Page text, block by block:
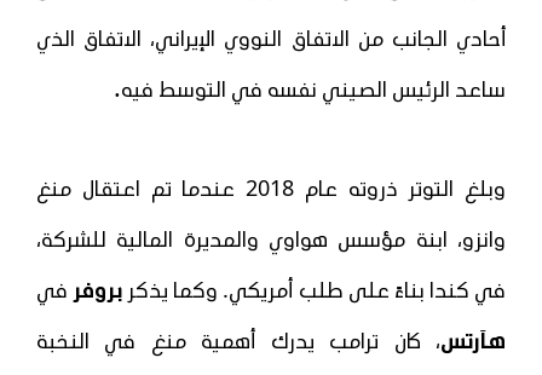
أحادي الجانب من الاتفاق النووي الإيراني، الاتفاق الذي
ساعد الرئيس الصيني نفسه في التوسط فيه.
وبلغ التوتر ذروته عام 2018 عندما تم اعتقال منغ
وانزو، ابنة مؤسس هواوي والمديرة المالية للشركة،
في كندا بناءً على طلب أمريكي. وكما يذكر بروفر في
هآرتس، كان ترامب يدرك أهمية منغ في النخبة